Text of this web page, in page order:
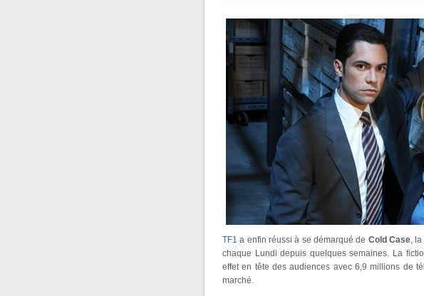
TF1 a enfin réussi à se démarqué de Cold Case, la
chaque Lundi depuis quelques semaines. La
effet en tête des audiences avec 6,9 millions de
marché.